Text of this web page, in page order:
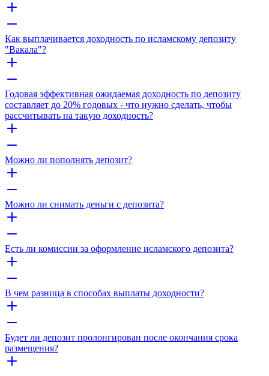
Как выплачивается доходность по исламскому депозиту
"Вакала"?
Годовая эффективная ожидаемая доходность по депозиту
составляет до 20% годовых - что нужно сделать, чтобы
рассчитывать на такую доходность?
Можно ли пополнять депозит?
Можно ли снимать деньги с депозита?
Есть ли комиссии за оформление исламского депозита?
В чем разница в способах выплаты доходности?
Будет ли депозит пролонгирован после окончания срока
размещения?